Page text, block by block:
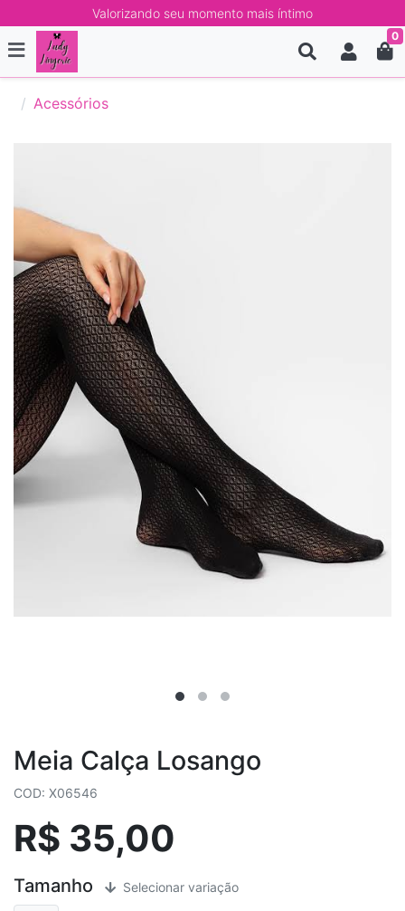
Valorizando seu momento mais íntimo
0
Acessórios
Meia Calça Losango
COD: X06546
R$ 35,00
Tamanho Selecionar variação